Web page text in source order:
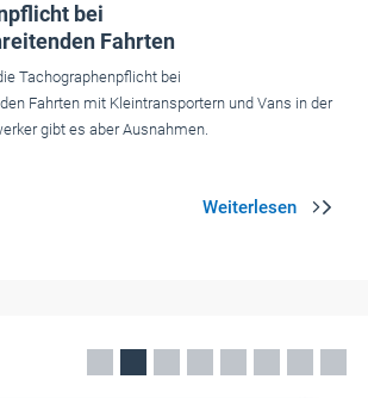
bei
Fahrten
Tachographenpflicht bei
Fahrten mit Kleintransportern und Vans in der
gibt es aber Ausnahmen.